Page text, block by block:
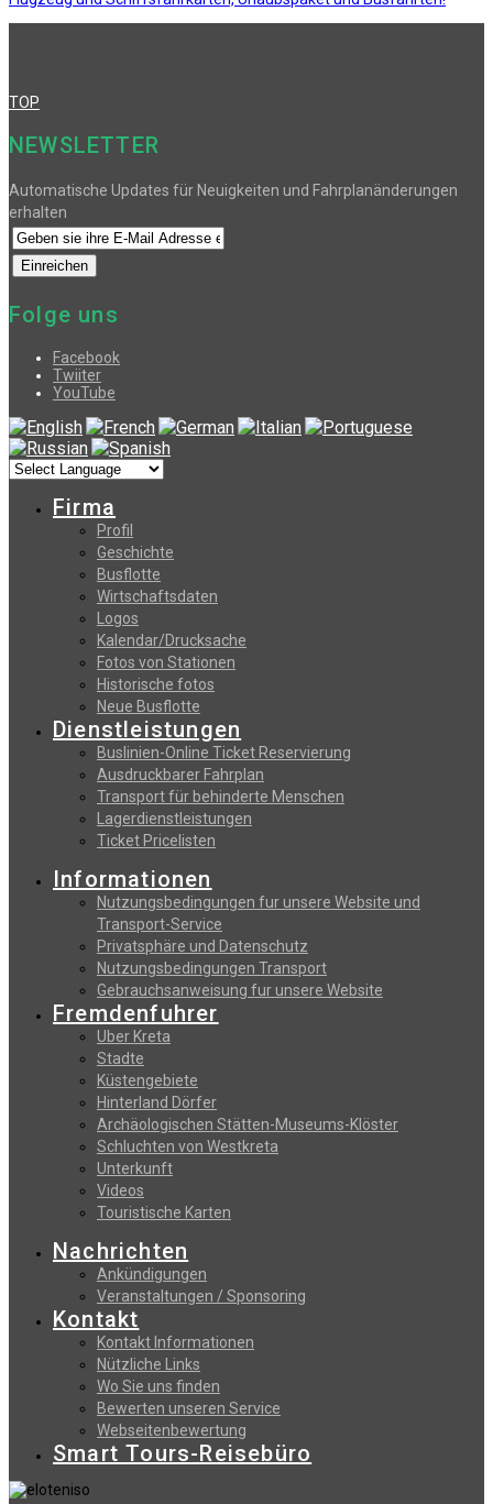
TOP
NEWSLETTER
Automatische Updates für Neuigkeiten und Fahrplanänderungen
erhalten
Folge uns
Facebook
Twiiter
YouTube
Firma
Profil
Geschichte
Busflotte
Wirtschaftsdaten
Logos
Kalendar/Drucksache
Fotos von Stationen
Historische fotos
Neue Busflotte
Dienstleistungen
Buslinien-Online Ticket Reservierung
Αusdruckbarer Fahrplan
Transport für behinderte Menschen
Lagerdienstleistungen
Ticket Pricelisten
Informationen
Nutzungsbedingungen fur unsere Website und
Transport-Service
Privatsphäre und Datenschutz
Nutzungsbedingungen Transport
Gebrauchsanweisung fur unsere Website
Fremdenfuhrer
Uber Kreta
Stadte
Küstengebiete
Hinterland Dörfer
Archäologischen Stätten-Museums-Klöster
Schluchten von Westkreta
Unterkunft
Videos
Touristische Karten
Nachrichten
Ankündigungen
Veranstaltungen / Sponsoring
Kontakt
Kontakt Informationen
Nützliche Links
Wo Sie uns finden
Bewerten unseren Service
Webseitenbewertung
Smart Tours-Reisebüro